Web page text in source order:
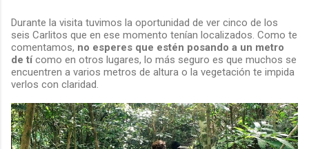
Durante la visita tuvimos la oportunidad de ver cinco de los
seis Carlitos que en ese momento tenían localizados. Como te
comentamos, no esperes que estén posando a un metro
de tícomo en otros lugares, lo más seguro es que muchos se
encuentren a varios metros de altura o la vegetación te impida
verlos con claridad.